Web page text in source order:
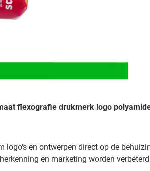
flexografie drukmerk logo
logo's en ontwerpen direct op de
en marketing worden